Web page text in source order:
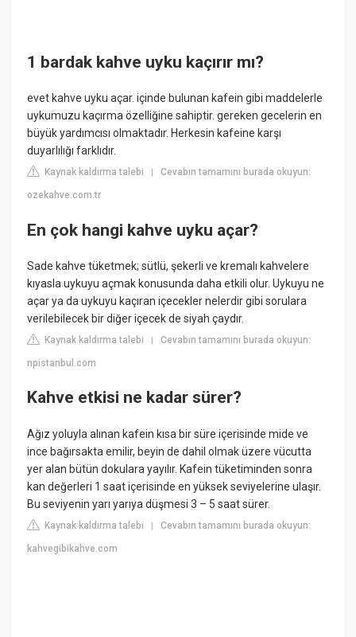
1 bardak kahve uyku kaçırır mı?
evet kahve uyku açar. içinde bulunan kafein gibi maddelerle
uykumuzu kaçırma özelliğine sahiptir. gereken gecelerin en
büyük yardımcısı olmaktadır. Herkesin kafeine karşı
duyarlılığı farklıdır.
Kaynak kaldırma talebi |Cevabın tamamını burada okuyun:
ozekahve.com.tr
En çok hangi kahve uyku açar?
Sade kahve tüketmek; sütlü, şekerli ve kremalı kahvelere
kıyasla uykuyu açmak konusunda daha etkili olur. Uykuyu ne
açar ya da uykuyu kaçıran içecekler nelerdir gibi sorulara
verilebilecek bir diğer içecek de siyah çaydır.
Kaynak kaldırma talebi |Cevabın tamamını burada okuyun:
npistanbul.com
Kahve etkisi ne kadar sürer?
Ağız yoluyla alınan kafein kısa bir süre içerisinde mide ve
ince bağırsakta emilir, beyin de dahil olmak üzere vücutta
yer alan bütün dokulara yayılır. Kafein tüketiminden sonra
kan değerleri 1 saat içerisinde en yüksek seviyelerine ulaşır.
Bu seviyenin yarı yarıya düşmesi 3 – 5 saat sürer.
Kaynak kaldırma talebi |Cevabın tamamını burada okuyun:
kahvegibikahve.com